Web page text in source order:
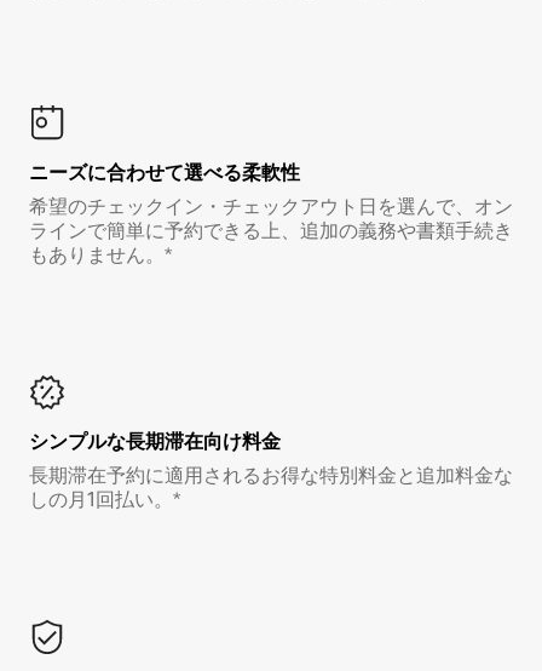
ニーズに合わせて選べる柔軟性
希望のチェックイン・チェックアウト日を選んで、オン
ラインで簡単に予約できる上、追加の義務や書類手続き
もありません。*
シンプルな長期滞在向け料金
長期滞在予約に適用されるお得な特別料金と追加料金な
しの月1回払い。*